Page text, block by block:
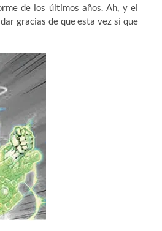
de los últimos años. Ah, y el
gracias de que esta vez sí que